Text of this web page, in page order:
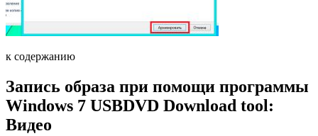
к содержанию
Запись образа при помощи программы
Windows 7 USBDVD Download tool:
Видео